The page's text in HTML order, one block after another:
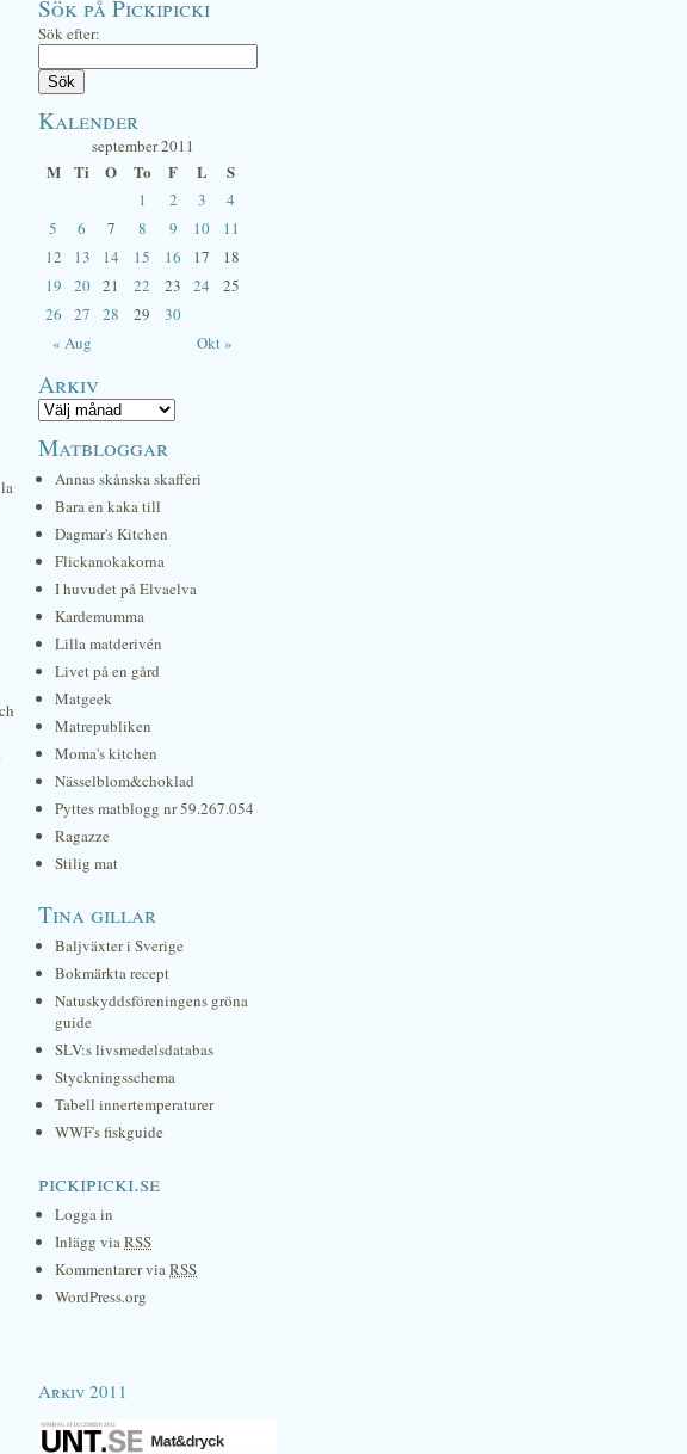
Sök på Pickipicki
Sök efter:
Kalender
september 2011
M Ti O To F L S
« Aug Okt »
1 2 3
4
5
6 7 8 9 10
11
12
13 14 15 16 17
18
19
20 21 22 23 24
25
26
27 28 29 30
Arkiv
Matbloggar
Annas skånska skafferi
Bara en kaka till
Dagmar's Kitchen
Flickanokakorna
I huvudet på Elvaelva
Kardemumma
Lilla matderivén
Livet på en gård
Matgeek
Matrepubliken
Moma's kitchen
Nässelblom&choklad
Pyttes matblogg nr 59.267.054
Ragazze
Stilig mat
Tina gillar
Baljväxter i Sverige
Bokmärkta recept
Natuskyddsföreningens gröna
guide
SLV:s livsmedelsdatabas
Styckningsschema
Tabell innertemperaturer
WWF's fiskguide
pickipicki.se
Logga in
Inlägg viaRSS
Kommentarer viaRSS
WordPress.org
Arkiv 2011